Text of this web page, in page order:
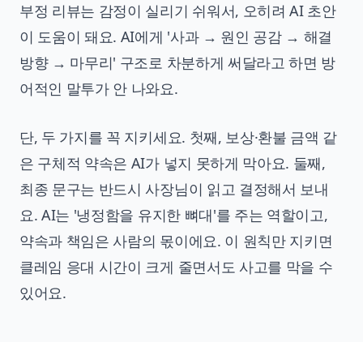
부정 리뷰는 감정이 실리기 쉬워서, 오히려 AI 초안
이 도움이 돼요. AI에게 '사과 → 원인 공감 → 해결
방향 → 마무리' 구조로 차분하게 써달라고 하면 방
어적인 말투가 안 나와요.
단, 두 가지를 꼭 지키세요. 첫째, 보상·환불 금액 같
은 구체적 약속은 AI가 넣지 못하게 막아요. 둘째,
최종 문구는 반드시 사장님이 읽고 결정해서 보내
요. AI는 '냉정함을 유지한 뼈대'를 주는 역할이고,
약속과 책임은 사람의 몫이에요. 이 원칙만 지키면
클레임 응대 시간이 크게 줄면서도 사고를 막을 수
있어요.